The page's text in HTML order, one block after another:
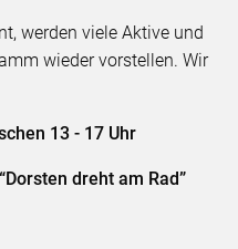
werden viele Aktive und
wieder vorstellen. Wir
13 - 17 Uhr
dreht am Rad”